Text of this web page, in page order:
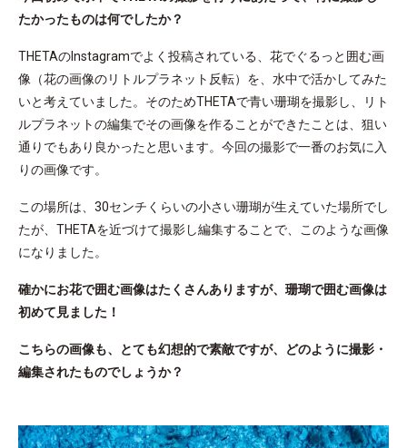
たかったものは何でしたか？
THETAのInstagramでよく投稿されている、花でぐるっと囲む画
像（花の画像のリトルプラネット反転）を、水中で活かしてみた
いと考えていました。そのためTHETAで青い珊瑚を撮影し、リト
ルプラネットの編集でその画像を作ることができたことは、狙い
通りでもあり良かったと思います。今回の撮影で一番のお気に入
りの画像です。
この場所は、30センチくらいの小さい珊瑚が生えていた場所でし
たが、THETAを近づけて撮影し編集することで、このような画像
になりました。
確かにお花で囲む画像はたくさんありますが、珊瑚で囲む画像は
初めて見ました！
こちらの画像も、とても幻想的で素敵ですが、どのように撮影・
編集されたものでしょうか？